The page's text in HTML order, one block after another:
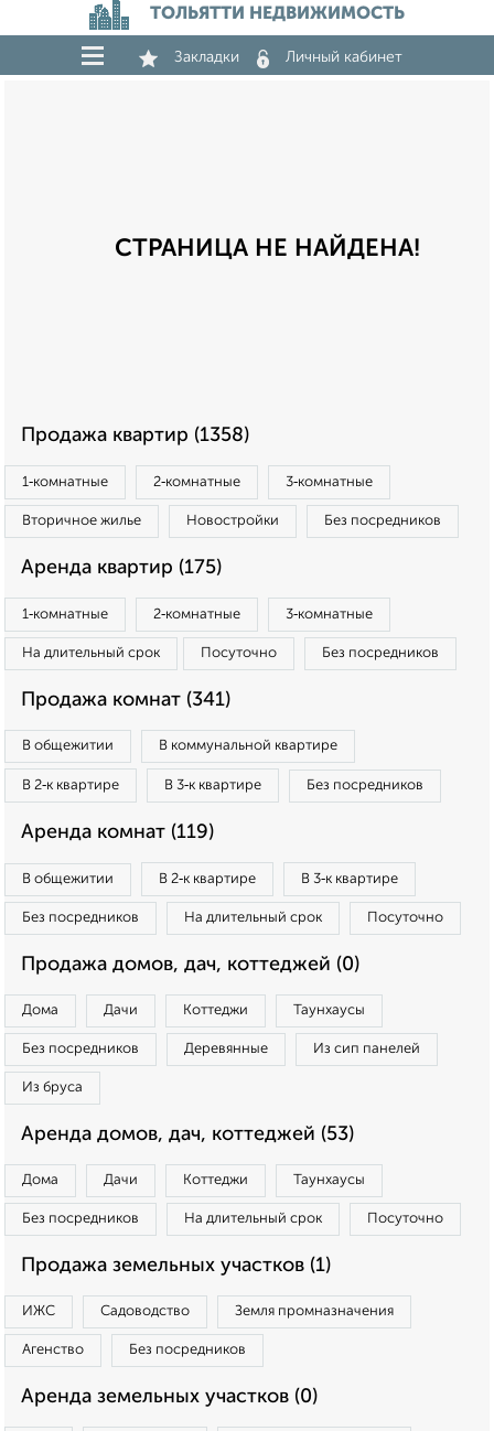
ТОЛЬЯТТИ НЕДВИЖИМОСТЬ
Закладки Личный кабинет
СТРАНИЦА НЕ НАЙДЕНА!
Продажа квартир (1358)
1‑комнатные 2‑комнатные 3‑комнатные
Вторичное жилье Новостройки Без посредников
Аренда квартир (175)
1‑комнатные 2‑комнатные 3‑комнатные
На длительный срок Посуточно Без посредников
Продажа комнат (341)
В общежитии В коммунальной квартире
В 2‑к квартире В 3‑к квартире Без посредников
Аренда комнат (119)
В общежитии В 2‑к квартире В 3‑к квартире
Без посредников На длительный срок Посуточно
Продажа домов, дач, коттеджей (0)
Дома Дачи Коттеджи Таунхаусы
Без посредников Деревянные Из сип панелей
Из бруса
Аренда домов, дач, коттеджей (53)
Дома Дачи Коттеджи Таунхаусы
Без посредников На длительный срок Посуточно
Продажа земельных участков (1)
ИЖС Садоводство Земля промназначения
Агенство Без посредников
Аренда земельных участков (0)